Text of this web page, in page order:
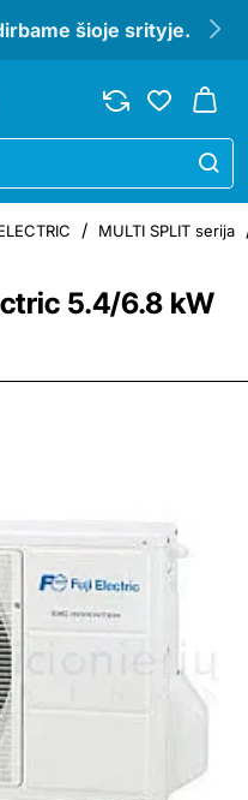
šioje srityje.
5.4/6.8 kW
MULTI SPLIT serija